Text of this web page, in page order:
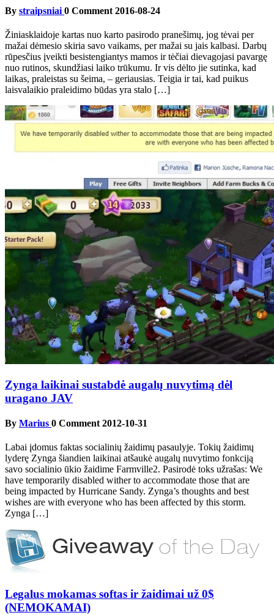
By straipsniai 0 Comment 2016-08-24
Žiniasklaidoje kartas nuo karto pasirodo pranešimų, jog tėvai per
mažai dėmesio skiria savo vaikams, per mažai su jais kalbasi. Darbų
rūpesčius įveikti besistengiantys mamos ir tėčiai dievagojasi pavargę
nuo rutinos, skundžiasi laiko trūkumu. Ir vis dėlto jie sutinka, kad
laikas, praleistas su šeima, – geriausias. Teigia ir tai, kad puikus
laisvalaikio praleidimo būdas yra stalo […]
Zynga laikinai sustabdė augalų nuvytimą dėl
uragano JAV
By Marius 0 Comment 2012-10-31
Labai įdomus faktas socialinių žaidimų pasaulyje. Tokių žaidimų
lyderę Zynga šiandien laikinai atšaukė augalų nuvytimo fonkciją
savo socialinio ūkio žaidime Farmville2. Pasirodė toks užrašas: We
have temporarily disabled wither to accommodate those that are
being impacted by Hurricane Sandy. Zynga’s thoughts and best
wishes are with everyone who has been affected by this storm.
Zynga […]
Legalus mokamas softas ir žaidimai už 0$
(NEMOKAMAI)